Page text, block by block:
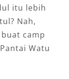
itu lebih
Nah,
camp
Watu